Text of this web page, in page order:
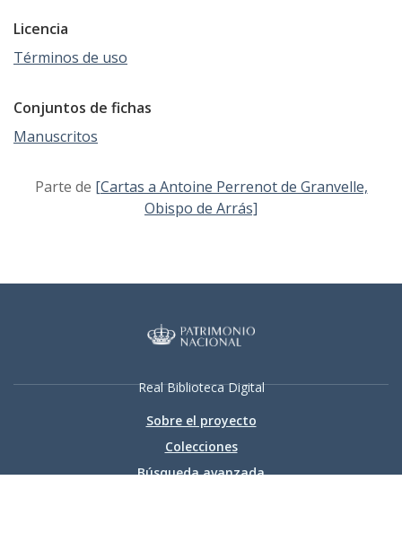
Licencia
Términos de uso
Conjuntos de fichas
Manuscritos
Parte de [Cartas a Antoine Perrenot de Granvelle,
Obispo de Arrás]
Real Biblioteca Digital
Sobre el proyecto
Colecciones
Búsqueda avanzada